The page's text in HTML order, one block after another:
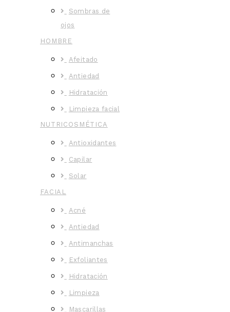
Sombras de
ojos
HOMBRE
Afeitado
Antiedad
Hidratación
Limpieza facial
NUTRICOSMÉTICA
Antioxidantes
Capilar
Solar
FACIAL
Acné
Antiedad
Antimanchas
Exfoliantes
Hidratación
Limpieza
Mascarillas